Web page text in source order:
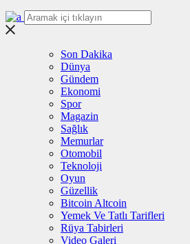
Son Dakika
Dünya
Gündem
Ekonomi
Spor
Magazin
Sağlık
Memurlar
Otomobil
Teknoloji
Oyun
Güzellik
Bitcoin Altcoin
Yemek Ve Tatlı Tarifleri
Rüya Tabirleri
Video Galeri